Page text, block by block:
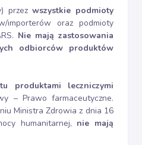
przezwszystkie podmioty
importerów oraz podmioty
Nie mają zastosowania
odbiorców produktów
produktami leczniczymi
– Prawo farmaceutyczne.
Ministra Zdrowia z dnia 16
humanitarnej, nie mają